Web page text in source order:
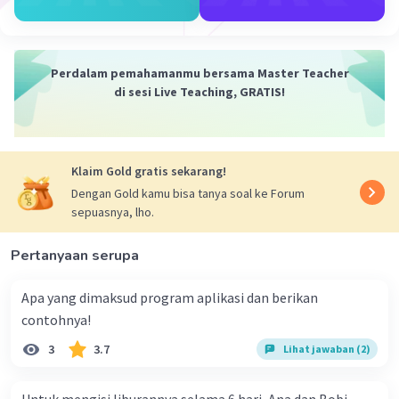
04 Oktober 2023 08:51
Jawaban terverifikasi
Berikut adalah contoh kasus algoritma yang
Kasus: Penentuan Kelayakan Peminjaman
Deskripsi: Seorang bank ingin mengembangkan
meminjam uang atau tidak berdasarkan
beberapa kriteria.
Struktur Percabangan:
plaintextCopy code
Mulai
Perdalam pemahamanmu bersama Master Teacher
di sesi Live Teaching, GRATIS!
Klaim Gold gratis sekarang!
Dengan Gold kamu bisa tanya soal ke Forum
sepuasnya, lho.
Pertanyaan serupa
Apa yang dimaksud program aplikasi dan berikan
contohnya!
3 3.7 Lihat jawaban (2)